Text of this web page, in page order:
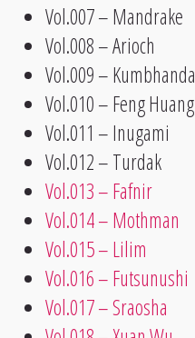
Vol.007 – Mandrake
Vol.008 – Arioch
Vol.009 – Kumbhanda
Vol.010 – Feng Huang
Vol.011 – Inugami
Vol.012 – Turdak
Vol.013 – Fafnir
Vol.014 – Mothman
Vol.015 – Lilim
Vol.016 – Futsunushi
Vol.017 – Sraosha